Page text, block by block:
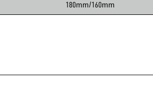
180mm/160mm